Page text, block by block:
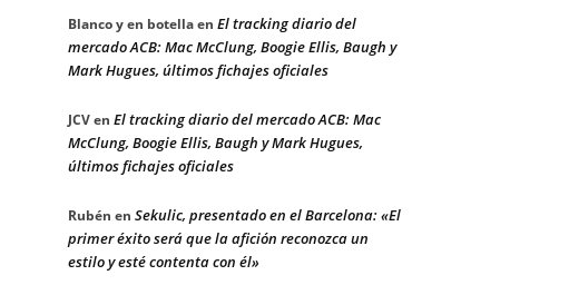
Blanco y en botellaen El tracking diario del
mercado ACB: Mac McClung, Boogie Ellis, Baugh y
Mark Hugues, últimos fichajes oficiales
JCVen El tracking diario del mercado ACB: Mac
McClung, Boogie Ellis, Baugh y Mark Hugues,
últimos fichajes oficiales
Rubén en Sekulic, presentado en el Barcelona: «El
primer éxito será que la afición reconozca un
estilo y esté contenta con él»